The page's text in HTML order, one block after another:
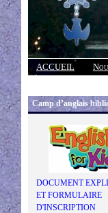
ACCUEIL
Réponses
Camp d’anglais
DOCUMENT
ET FORMULAIRE
D'INSCRIPTION